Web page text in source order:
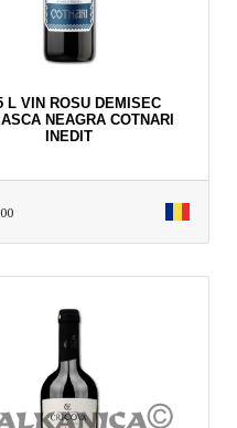
L VIN ROSU DEMISEC
NEAGRA COTNARI
INEDIT